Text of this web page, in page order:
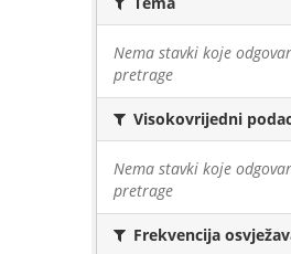
Nema stavki koje
pretrage
Visokovrijedni
Nema stavki koje
pretrage
Frekvencija